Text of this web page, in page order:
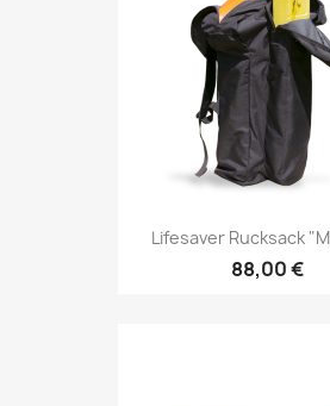
Lifesaver Rucksack
88,00 €